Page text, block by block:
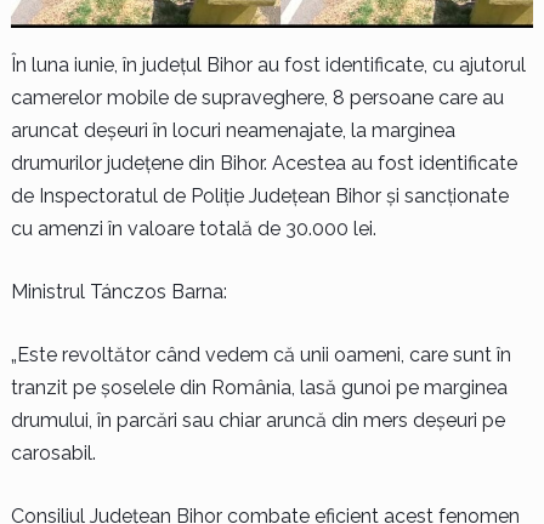
În luna iunie, în județul Bihor au fost identificate, cu ajutorul
camerelor mobile de supraveghere, 8 persoane care au
aruncat deșeuri în locuri neamenajate, la marginea
drumurilor județene din Bihor. Acestea au fost identificate
de Inspectoratul de Poliție Județean Bihor și sancționate
cu amenzi în valoare totală de 30.000 lei.
Ministrul Tánczos Barna:
„Este revoltător când vedem că unii oameni, care sunt în
tranzit pe șoselele din România, lasă gunoi pe marginea
drumului, în parcări sau chiar aruncă din mers deșeuri pe
carosabil.
Consiliul Județean Bihor combate eficient acest fenomen